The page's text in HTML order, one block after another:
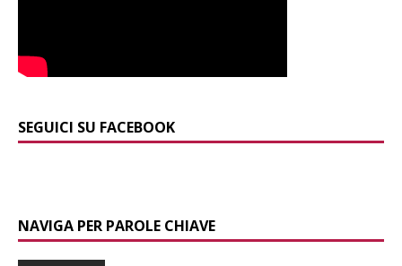
SEGUICI SU FACEBOOK
NAVIGA PER PAROLE CHIAVE